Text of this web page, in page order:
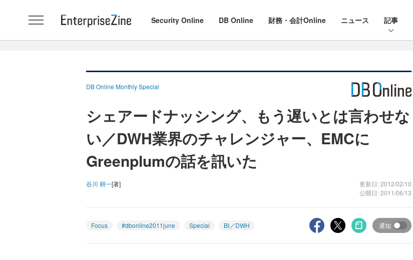
Security Online DB Online 財務・会計Online ニュース 記事
DB Online Monthly Special
シェアードナッシング、もう遅いとは言わせな
い／DWH業界のチャレンジャー、EMCに
Greenplumの話を訊いた
谷川 耕一[著]
更新日: 2012/02/10
公開日: 2011/06/13
Focus #dbonline2011june Special BI／DWH 通知